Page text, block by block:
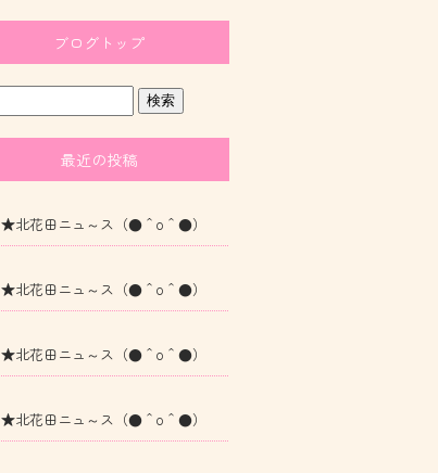
ブログトップ
最近の投稿
★北花田ニュ～ス（●＾o＾●）
★北花田ニュ～ス（●＾o＾●）
★北花田ニュ～ス（●＾o＾●）
★北花田ニュ～ス（●＾o＾●）